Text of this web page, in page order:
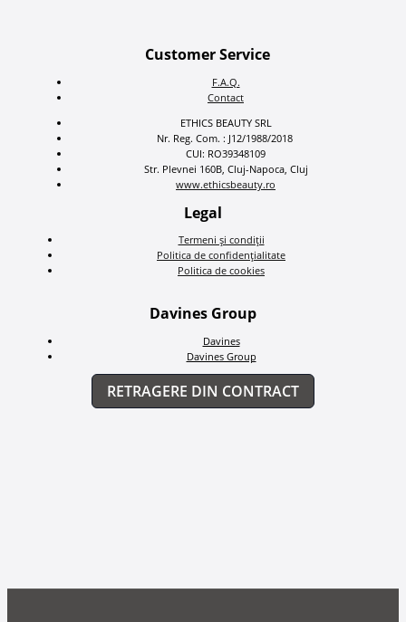
Customer Service
F.A.Q.
Contact
ETHICS BEAUTY SRL
Nr. Reg. Com. : J12/1988/2018
CUI: RO39348109
Str. Plevnei 160B, Cluj-Napoca, Cluj
www.ethicsbeauty.ro
Legal
Termeni și condiții
Politica de confidențialitate
Politica de cookies
Davines Group
Davines
Davines Group
RETRAGERE DIN CONTRACT